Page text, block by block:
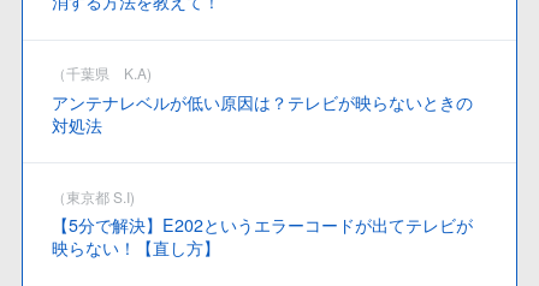
（千葉県 K.A)
アンテナレベルが低い原因は？テレビが映らないときの
対処法
（東京都 S.I)
【5分で解決】E202というエラーコードが出てテレビが
映らない！【直し方】